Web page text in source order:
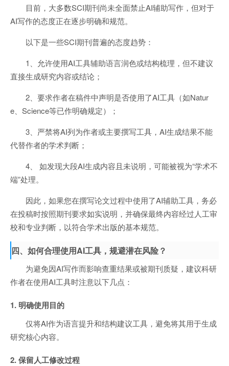
目前，大多数SCI期刊尚未全面禁止AI辅助写作，但对于
AI写作的态度正在逐步明确和规范。
以下是一些SCI期刊普遍的态度趋势：
1、允许使用AI工具辅助语言润色或结构梳理，但不建议
直接生成研究内容或结论；
2、要求作者在稿件中声明是否使用了AI工具（如Natur
e、Science等已作明确规定）；
3、严禁将AI列为作者或主要撰写工具，AI生成结果不能
代替作者的学术判断；
4、 如发现大段AI生成内容且未说明，可能被视为“学术不
端”处理。
因此，如果您在撰写论文过程中使用了AI辅助工具，务必
在投稿时按照期刊要求如实说明，并确保最终内容经过人工审
校和专业判断，以符合学术出版的基本规范。
四、如何合理使用AI工具，规避潜在风险？
为避免因AI写作而影响查重结果或被期刊质疑，建议科研
作者在使用AI工具时注意以下几点：
1. 明确使用目的
仅将AI作为语言提升和结构建议工具，避免将其用于生成
研究核心内容。
2. 保留人工修改过程